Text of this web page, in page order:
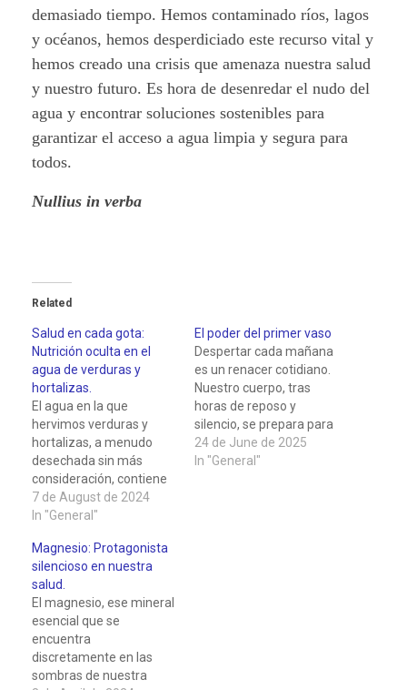
demasiado tiempo. Hemos contaminado ríos, lagos
y océanos, hemos desperdiciado este recurso vital y
hemos creado una crisis que amenaza nuestra salud
y nuestro futuro. Es hora de desenredar el nudo del
agua y encontrar soluciones sostenibles para
garantizar el acceso a agua limpia y segura para
todos.
Nullius in verba
Related
Salud en cada gota:
Nutrición oculta en el
agua de verduras y
hortalizas.
El agua en la que
hervimos verduras y
hortalizas, a menudo
desechada sin más
consideración, contiene
una riqueza de
nutrientes que puede
significativos para la
salud. Aprovechar esta
agua, en lugar de tirarla,
puede transformar
nuestra rutina culinaria
en un proceso más
sostenible y saludable. A
continuación, expondré…
7 de August de 2024
In "General"
El poder del primer vaso
Despertar cada mañana
es un renacer cotidiano.
Nuestro cuerpo, tras
horas de reposo y
silencio, se prepara para
enfrentar un nuevo día.
En ese instante, un gesto
24 de June de 2025
In "General"
Magnesio: Protagonista
silencioso en nuestra
salud.
El magnesio, ese mineral
esencial que se
encuentra
discretamente en las
sombras de nuestra